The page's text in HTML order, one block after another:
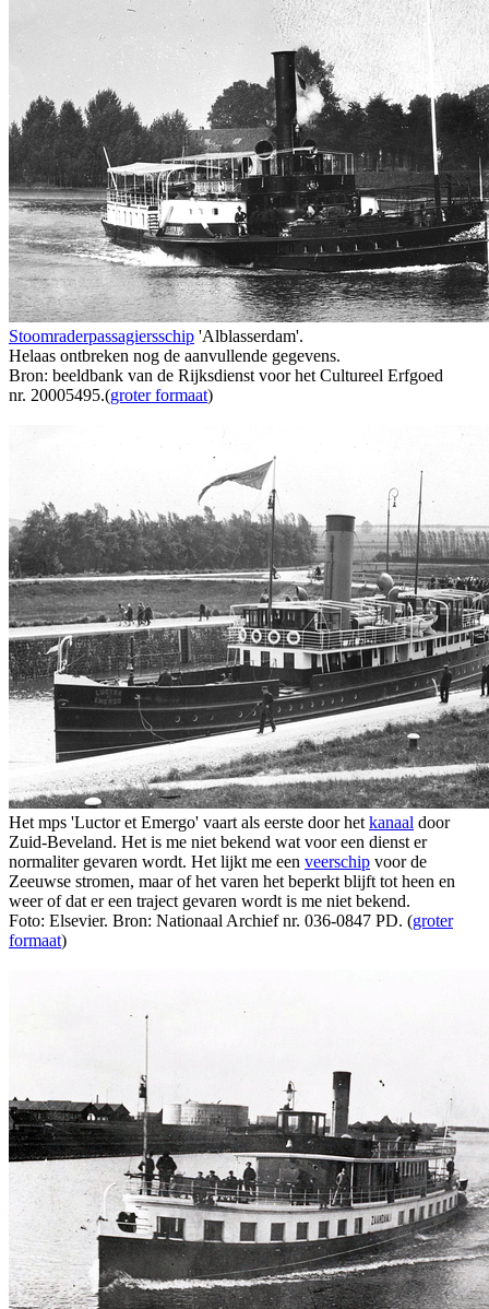
Stoomraderpassagiersschip 'Alblasserdam'.
Helaas ontbreken nog de aanvullende gegevens.
Bron: beeldbank van de Rijksdienst voor het Cultureel Erfgoed
nr. 20005495.(groter formaat)
Het mps 'Luctor et Emergo' vaart als eerste door het kanaal door
Zuid-Beveland. Het is me niet bekend wat voor een dienst er
normaliter gevaren wordt. Het lijkt me een veerschip voor de
Zeeuwse stromen, maar of het varen het beperkt blijft tot heen en
weer of dat er een traject gevaren wordt is me niet bekend.
Foto: Elsevier. Bron: Nationaal Archief nr. 036-0847 PD. (groter
formaat)